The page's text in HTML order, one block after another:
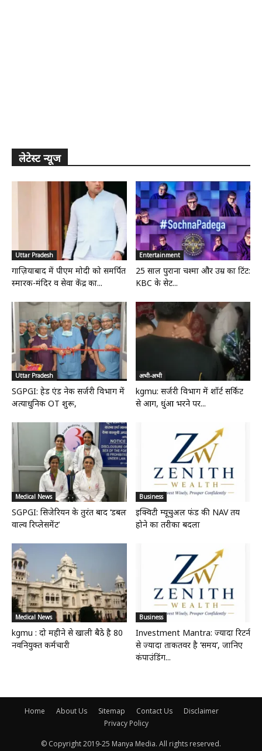
लेटेस्ट न्यूज
Uttar Pradesh
गाज़ियाबाद में पीएम मोदी को समर्पित
स्मारक-मंदिर व सेवा केंद्र का...
Entertainment
25 साल पुराना चश्मा और उम्र का टिंट:
KBC के सेट...
Uttar Pradesh
SGPGI: हेड एंड नेक सर्जरी विभाग में
अत्याधुनिक OT शुरू,
अभी-अभी
kgmu: सर्जरी विभाग में शॉर्ट सर्किट
से आग, धुंआ भरने पर...
Medical News
SGPGI: सिजेरियन के तुरंत बाद ‘डबल
वाल्व रिप्लेसमेंट’
Business
इक्विटी म्यूचुअल फंड की NAV तय
होने का तरीका बदला
Medical News
kgmu : दो महीने से खाली बैठे है 80
नवनियुक्त कर्मचारी
Business
Investment Mantra: ज्यादा रिटर्न
से ज्यादा ताकतवर है ‘समय’, जानिए
कंपाउंडिंग...
Home About Us Sitemap Contact Us
Disclaimer
Privacy Policy
© Copyright 2019-25 Manya Media. All rights reserved.